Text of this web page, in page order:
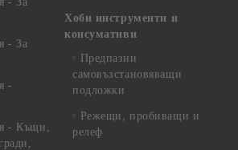
- За
-
- Къщи,
Хоби инструменти и
консумативи
Предпазни
самовъзстановяващи
подложки
Режещи, пробиващи и
релеф